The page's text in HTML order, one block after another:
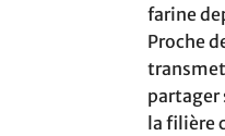
farine
Proche
partager
la filière